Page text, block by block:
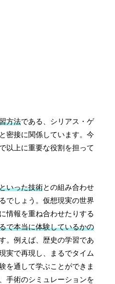
方法である、シリアス・ゲ
密接に関係しています。今
以上に重要な役割を担って
いった技術との組み合わせ
でしょう。仮想現実の世界
情報を重ね合わせたりする
で本当に体験しているかの
。例えば、歴史の学習であ
実で再現し、まるでタイム
を通して学ぶことができま
手術のシミュレーションを